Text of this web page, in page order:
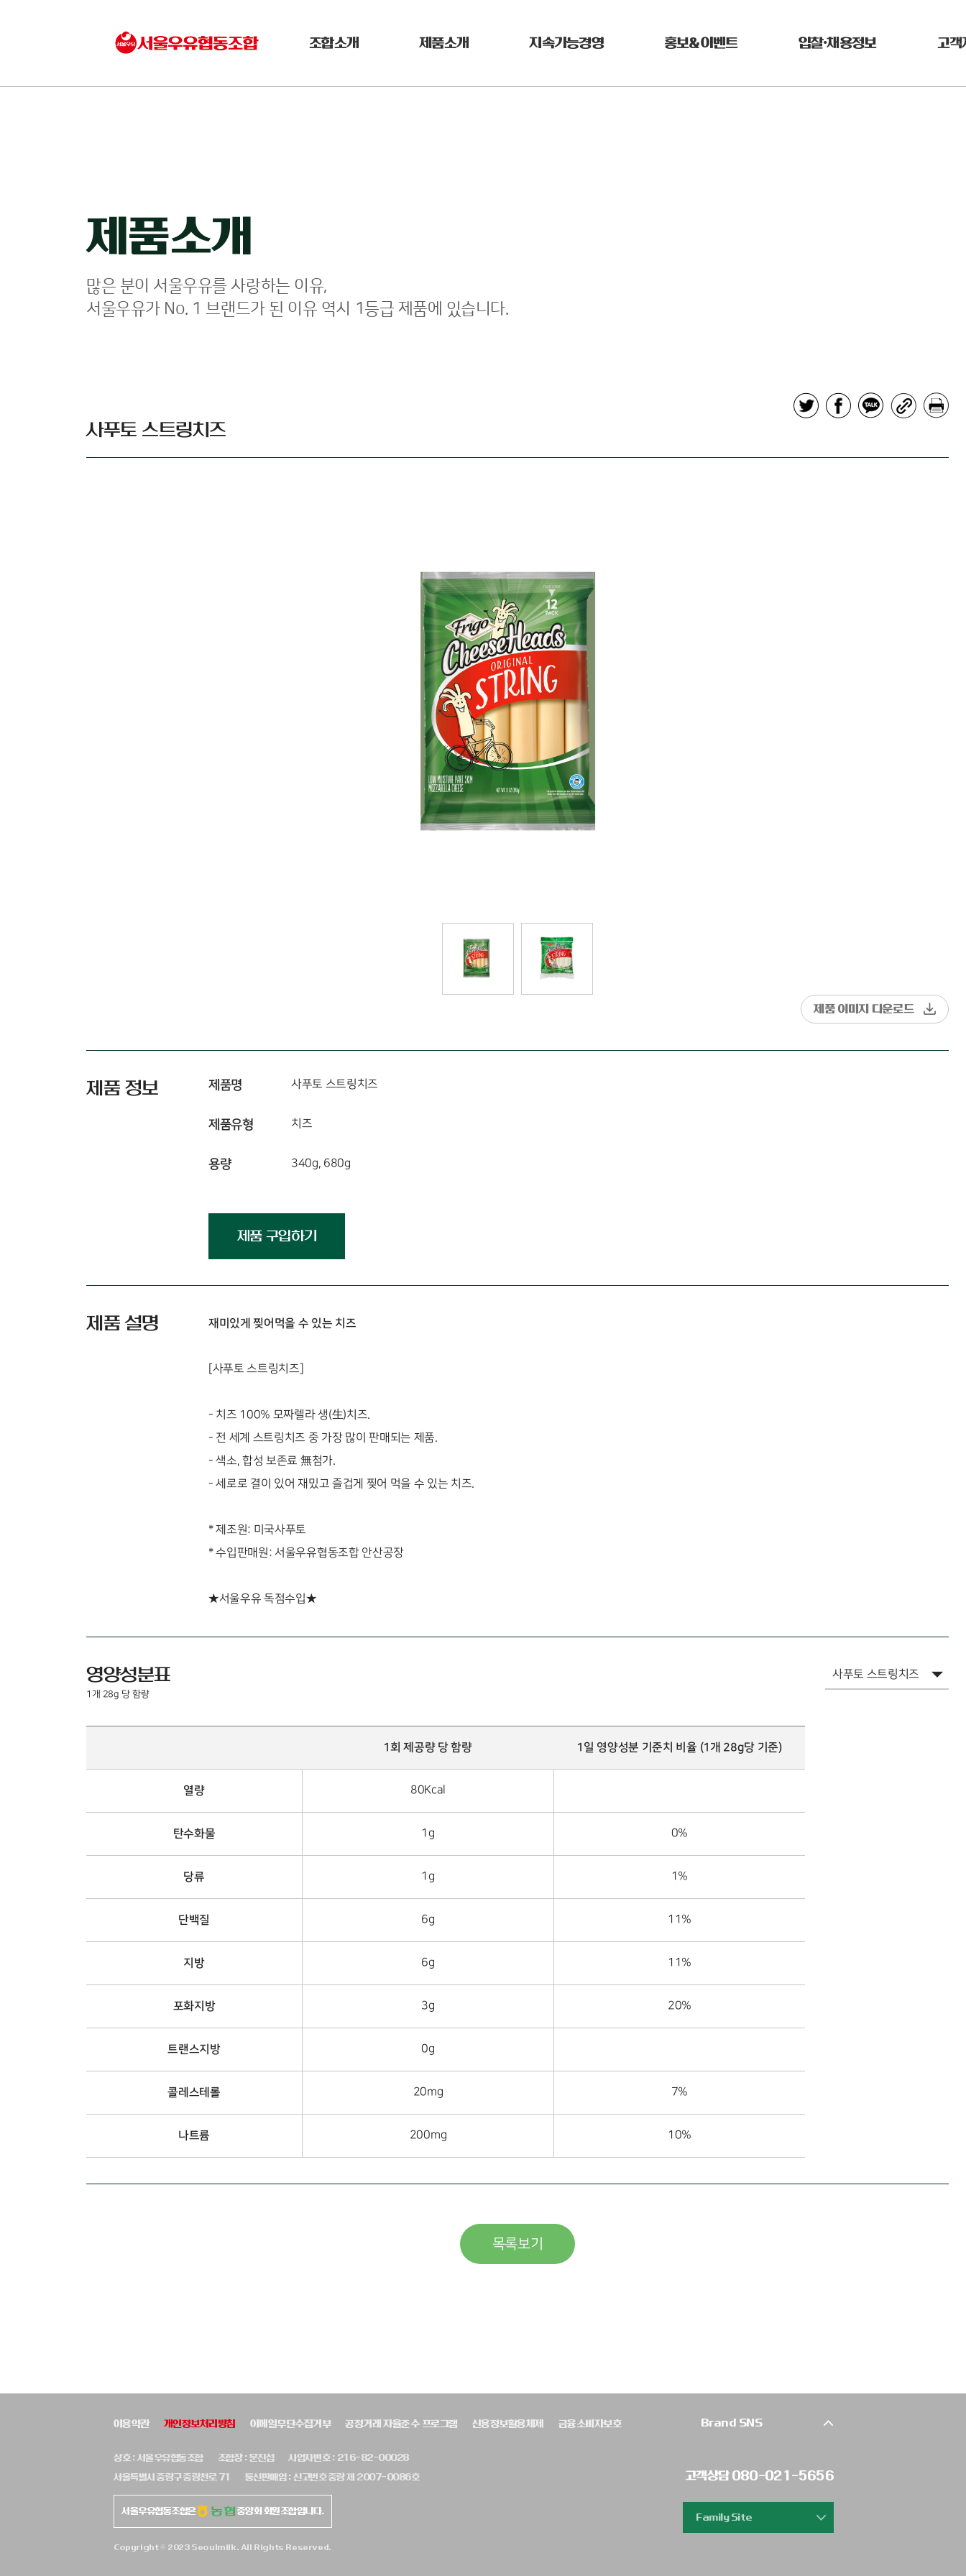
조합소개 제품소개 지속가능경영 홍보&이벤트 입찰•채용정보 고객
제품소개
많은 분이 서울우유를 사랑하는 이유,
서울우유가 No. 1 브랜드가 된 이유 역시 1등급 제품에 있습니다.
사푸토 스트링치즈
제품 이미지 다운로드
제품 정보 제품명 사푸토 스트링치즈
제품유형 치즈
용량 340g, 680g
제품 구입하기
제품 설명 재미있게 찢어먹을 수 있는 치즈
[사푸토 스트링치즈]
- 치즈 100% 모짜렐라 생(生)치즈.
- 전 세계 스트링치즈 중 가장 많이 판매되는 제품.
- 색소, 합성 보존료 無첨가.
- 세로로 결이 있어 재밌고 즐겁게 찢어 먹을 수 있는 치즈.
* 제조원: 미국사푸토
* 수입판매원: 서울우유협동조합 안산공장
★서울우유 독점수입★
영양성분표
1개 28g 당 함량
1회 제공량 당 함량 1일 영양성분 기준치 비율 (1개 28g당 기준)
열량 80Kcal
탄수화물 1g 0%
당류 1g 1%
단백질 6g 11%
지방 6g 11%
포화지방 3g 20%
트랜스지방 0g
콜레스테롤 20mg 7%
나트륨 200mg 10%
목록보기
이용약관 개인정보처리방침 이메일무단수집거부 공정거래 자율준수 프로그램 신용정보활용체제 금융소비자보호
상호 : 서울우유협동조합 조합장 : 문진섭
사업자변호 : 216-82-00028
서울특별시 중랑구 중랑천로 71
통신판매업 : 신고번호 중랑 제 2007-0086호
서울우유협동조합은 중앙회 회원조합입니다.
Copyright © 2023 Seoulmilk. All Rights Reserved.
고객상담 080-021-5656